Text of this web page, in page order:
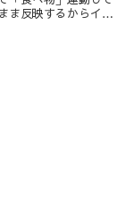
ま反映するからイマ